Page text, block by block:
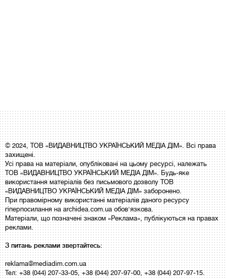
© 2024, ТОВ «ВИДАВНИЦТВО УКРАЇНСЬКИЙ МЕДІА ДІМ». Всі права
захищені.
Усі права на матеріали, опубліковані на цьому ресурсі, належать
ТОВ «ВИДАВНИЦТВО УКРАЇНСЬКИЙ МЕДІА ДІМ». Будь-яке
використання матеріалів без письмового дозволу ТОВ
«ВИДАВНИЦТВО УКРАЇНСЬКИЙ МЕДІА ДІМ» заборонено.
При правомірному використанні матеріалів даного ресурсу
гіперпосилання на archidea.com.ua обов'язкова.
Матеріали, що позначені знаком «Реклама», публікуються на правах
реклами.
З питань реклами звертайтесь:
reklama@mediadim.com.ua
Тел: +38 (044) 207-33-05, +38 (044) 207-97-00, +38 (044) 207-97-15.